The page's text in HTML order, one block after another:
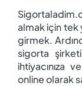
almak için tek
girmek.
sigorta
ihtiyacınıza
online olarak